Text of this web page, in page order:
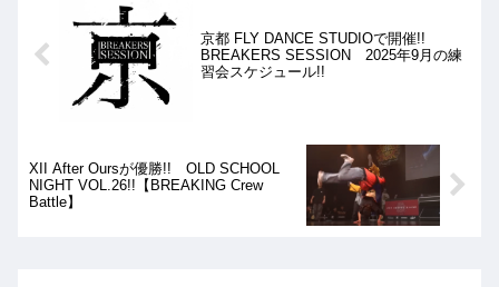
京都 FLY DANCE STUDIOで開催!!
BREAKERS SESSION 2025年9月の練
習会スケジュール!!
XII After Oursが優勝!! OLD SCHOOL
NIGHT VOL.26!!【BREAKING Crew
Battle】